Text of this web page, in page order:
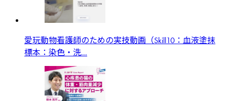
愛玩動物看護師のための実技動画（Skill10：血液塗抹
標本：染色・洗...